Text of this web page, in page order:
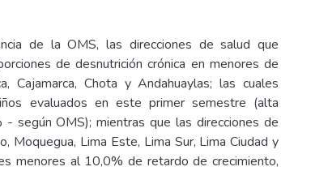
de la OMS, las direcciones de salud que
de desnutrición crónica en menores de
Cajamarca, Chota y Andahuaylas; las cuales
evaluados en este primer semestre (alta
según OMS); mientras que las direcciones de
Moquegua, Lima Este, Lima Sur, Lima Ciudad y
menores al 10,0% de retardo de crecimiento,